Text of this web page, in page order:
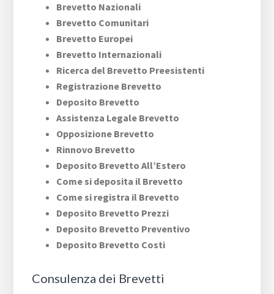
Brevetto Nazionali
Brevetto Comunitari
Brevetto Europei
Brevetto Internazionali
Ricerca del Brevetto Preesistenti
Registrazione Brevetto
Deposito Brevetto
Assistenza Legale Brevetto
Opposizione Brevetto
Rinnovo Brevetto
Deposito Brevetto All’Estero
Come si deposita il Brevetto
Come si registra il Brevetto
Deposito Brevetto Prezzi
Deposito Brevetto Preventivo
Deposito Brevetto Costi
Consulenza dei Brevetti